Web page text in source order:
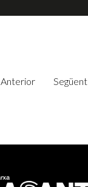
Anterior Següent